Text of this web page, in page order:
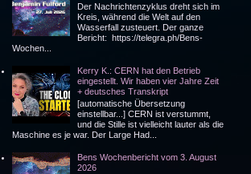
Der Nachrichtenzyklus dreht sich im
Kreis, während die Welt auf den
Wasserfall zusteuert. Der ganze
Bericht: https://telegra.ph/Bens-
Wochen...
Kerry K.: CERN hat den Betrieb
eingestellt. Wir haben vier Jahre Zeit
+ deutsches Transkript
[automatische Übersetzung
einstellbar...] CERN ist verstummt,
und die Stille ist vielleicht lauter als die
Maschine es je war. Der Large Had...
Bens Wochenbericht vom 3. August
2026